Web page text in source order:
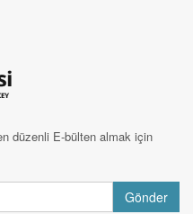
düzenli E-bülten almak için
Gönder